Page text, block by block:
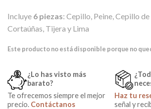
Incluye 6 piezas: Cepillo, Peine, Cepillo
Cortaúñas, Tijera y Lima
Este producto no está disponible porque no
¿Lo has visto más
barato?
Te ofrecemos siempre el mejor
precio. Contáctanos
Haz tu
señal y